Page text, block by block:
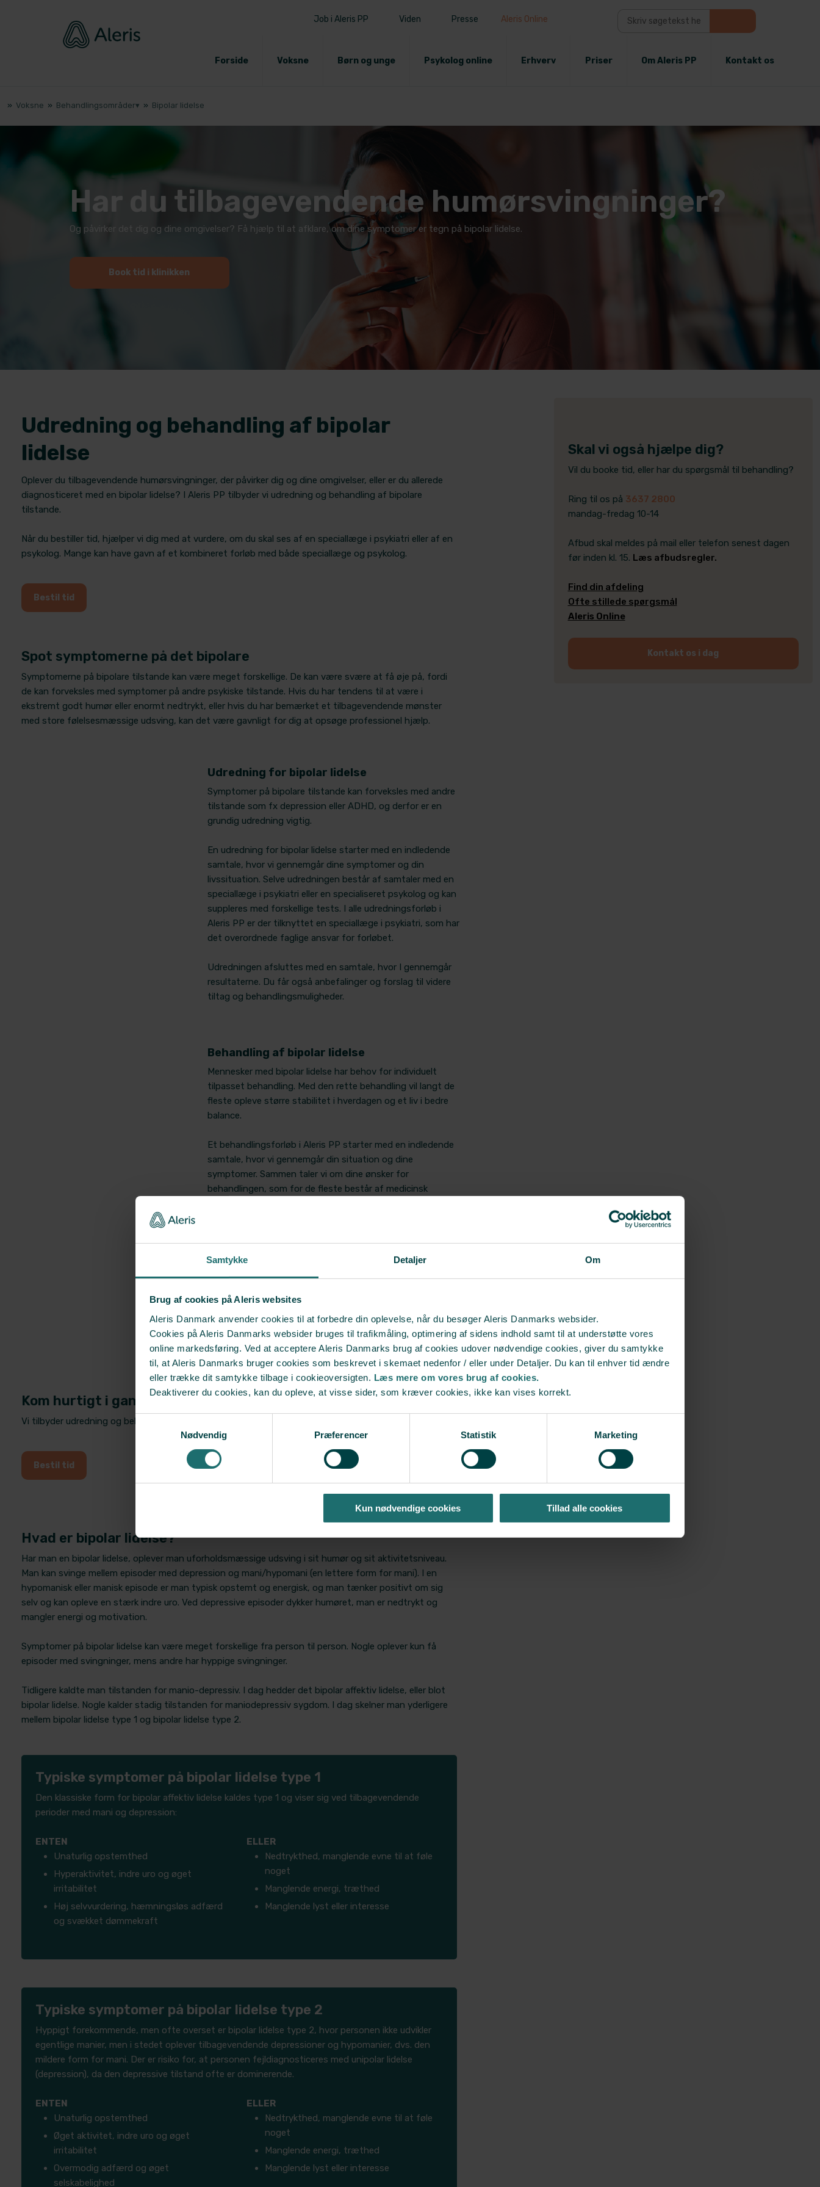
Samtykke Detaljer Om
Brug af cookies på Aleris websites
Aleris Danmark anvender cookies til at forbedre din oplevelse, når du besøger Aleris Danmarks websider.
Cookies på Aleris Danmarks websider bruges til trafikmåling, optimering af sidens indhold samt til at understøtte vores
online markedsføring. Ved at acceptere Aleris Danmarks brug af cookies udover nødvendige cookies, giver du samtykke
til, at Aleris Danmarks bruger cookies som beskrevet i skemaet nedenfor / eller under Detaljer. Du kan til enhver tid ændre
eller trække dit samtykke tilbage i cookieoversigten. Læs mere om vores brug af cookies.
Deaktiverer du cookies, kan du opleve, at visse sider, som kræver cookies, ikke kan vises korrekt.
Samtykkevalg
Nødvendig
Præferencer Statistik Marketing
Kun nødvendige cookies Tillad alle cookies
Job i Aleris PP Viden Presse Aleris Online
Forside Voksne Børn og unge Psykolog online Erhverv Priser Om Aleris PP Kontakt os
» Voksne » Behandlingsområder▾ » Bipolar lidelse
Har du tilbagevendende humørsvingninger?
Og påvirker det dig og dine omgivelser? ​Få hjælp til at afklare, om dine symptomer er tegn på bipolar lidelse.
Book tid i klinikken​
​Udredning og behandling af bipolar
lidelse
Oplever du tilbagevendende humørsvingninger, der påvirker dig og dine omgivelser, eller er du allerede
diagnosticeret med en bipolar lidelse? I Aleris PP tilbyder vi udredning og behandling af bipolare
tilstande.
Når du bestiller tid, hjælper vi dig med at vurdere, om du skal ses af en speciallæge i psykiatri eller af en
psykolog. Mange kan have gavn af et kombineret forløb med både speciallæge og psykolog.
Bestil tid
Spot symptomerne på det bipolare
Symptomerne på bipolare tilstande kan være meget forskellige. De kan være svære at få øje på, fordi
de kan forveksles med symptomer på andre psykiske tilstande. Hvis du har tendens til at være i
ekstremt godt humør eller enormt nedtrykt, eller hvis du har bemærket et tilbagevendende mønster
med store følelsesmæssige udsving, kan det være gavnligt for dig at opsøge professionel hjælp.
Udredning for bipolar lidelse
Symptomer på bipolare tilstande kan forveksles med andre
tilstande som fx depression eller ADHD, og derfor er en
grundig udredning vigtig.
En udredning for bipolar lidelse starter med en indledende
samtale, hvor vi gennemgår dine symptomer og din
livssituation. Selve udredningen består af samtaler med en
speciallæge i psykiatri eller en specialiseret psykolog og kan
suppleres med forskellige tests. I alle udredningsforløb i
Aleris PP er der tilknyttet en speciallæge i psykiatri, som har
det overordnede faglige ansvar for forløbet.
Udredningen afsluttes med en samtale, hvor I gennemgår
resultaterne. Du får også anbefalinger og forslag til videre
tiltag og behandlingsmuligheder.
Behandling af bipolar lidelse
Mennesker med bipolar lidelse har behov for individuelt
tilpasset behandling. Med den rette behandling vil langt de
fleste opleve større stabilitet i hverdagen og et liv i bedre
balance.
Et behandlingsforløb i Aleris PP starter med en indledende
samtale, hvor vi gennemgår din situation og dine
symptomer. Sammen taler vi om dine ønsker for
behandlingen, som for de fleste består af medicinsk
I behandlingen tager vi udgangspunkt i det, der fylder for
dig. Der vil være fokus på at skabe en hurtig bedring af en
depressiv, hypomanisk eller manisk episode, og på at
også med at vurdere, hvor du får den bedste behandling.
Er du allerede i behandling andetsteds, kan vi tilbyde en
vurdering af din tilstand og din behandling (second opinion).
​​​Kom hurtigt i gang
Vi tilbyder udredning og behandling af bipolar lidelse i vores klinikker i hele landet.
Bestil tid
​Hvad er bipolar lidelse?
Har man en bipolar lidelse, oplever man uforholdsmæssige udsving i sit humør og sit aktivitetsniveau.
Man kan svinge mellem episoder med depression og mani/hypomani (en lettere form for mani). I en
hypomanisk eller manisk episode er man typisk opstemt og energisk, og man tænker positivt om sig
selv og kan opleve en stærk indre uro. Ved depressive episoder dykker humøret, man er nedtrykt og
mangler energi og motivation.
Symptomer på bipolar lidelse kan være meget forskellige fra person til person. Nogle oplever kun få
episoder med svingninger, mens andre har hyppige svingninger.
Tidligere kaldte man tilstanden for manio-depressiv. I dag hedder det bipolar affektiv lidelse, eller blot
bipolar lidelse. Nogle kalder stadig tilstanden for maniodepressiv sygdom. I dag skelner man yderligere
mellem bipolar lidelse type 1 og bipolar lidelse type 2.​
Typiske symptomer på bipolar lidelse type 1
​Den klassiske form for bipolar affektiv lidelse kaldes type 1 og viser sig ved tilbagevendende
perioder med mani og depression:
ENTEN
Unaturlig opstemthed
Hyperaktivitet, indre uro og øget
irritabilitet
Høj selvvurdering, hæmningsløs adfærd
og svækket dømmekraft
ELLER
Nedtrykthed, manglende evne til at føle
noget
Manglende energi, træthed
Manglende lyst eller interesse
Typiske symptomer på bipolar lidelse type 2
​Hyppigt forekommende, men ofte overset er bipolar lidelse type 2, hvor personen ikke udvikler
egentlige manier, men i stedet oplever tilbagevendende depressioner og hypomanier, dvs. den
mildere form for mani. Der er risiko for, at personen fejldiagnosticeres med unipolar lidelse
(depression), da den depressive tilstand ofte er dominerende.
ENTEN
Unaturlig opstemthed
Øget aktivitet, indre uro og øget
irritabilitet
Overmodig adfærd og øget
selskabelighed
ELLER
Nedtrykthed, manglende evne til at føle
noget
Manglende energi, træthed
Manglende lyst eller interesse
Skal vi også hjælpe dig?
Vil du booke tid, eller har du spørgsmål til behandling?
Ring til os på 3637 2800
mandag-fredag 10-14
Afbud skal meldes på mail eller telefon senest dagen
før inden kl. 15. Læs afbudsregler.
​Find din afdeling
Ofte stillede spørgsmål
Aleris Online
Kontakt os i dag​